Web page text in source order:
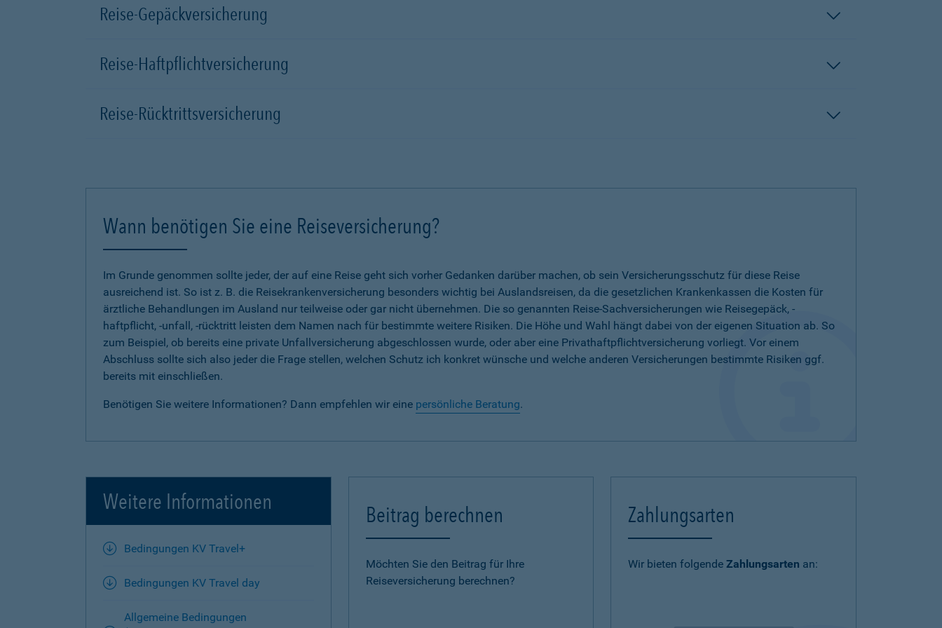
Reise-Gepäckversicherung
Reise-Haftpflichtversicherung
Reise-Rücktrittsversicherung
Wann benötigen Sie eine Reiseversicherung?
Im Grunde genommen sollte jeder, der auf eine Reise geht sich vorher Gedanken darüber machen, ob sein Versicherungsschutz für diese Reise
ausreichend ist. So ist z. B. die Reisekrankenversicherung besonders wichtig bei Auslandsreisen, da die gesetzlichen Krankenkassen die Kosten für
ärztliche Behandlungen im Ausland nur teilweise oder gar nicht übernehmen. Die so genannten Reise-Sachversicherungen wie Reisegepäck, -
haftpflicht, -unfall, -rücktritt leisten dem Namen nach für bestimmte weitere Risiken. Die Höhe und Wahl hängt dabei von der eigenen Situation ab. So
zum Beispiel, ob bereits eine private Unfallversicherung abgeschlossen wurde, oder aber eine Privathaftpflichtversicherung vorliegt. Vor einem
Abschluss sollte sich also jeder die Frage stellen, welchen Schutz ich konkret wünsche und welche anderen Versicherungen bestimmte Risiken ggf.
bereits mit einschließen.
Benötigen Sie weitere Informationen? Dann empfehlen wir eine persönliche Beratung.
Weitere Informationen
Bedingungen KV Travel+
Bedingungen KV Travel day
Allgemeine Bedingungen
Beitrag berechnen
Möchten Sie den Beitrag für Ihre
Reiseversicherung berechnen?
Zahlungsarten
Wir bieten folgendeZahlungsarten an: